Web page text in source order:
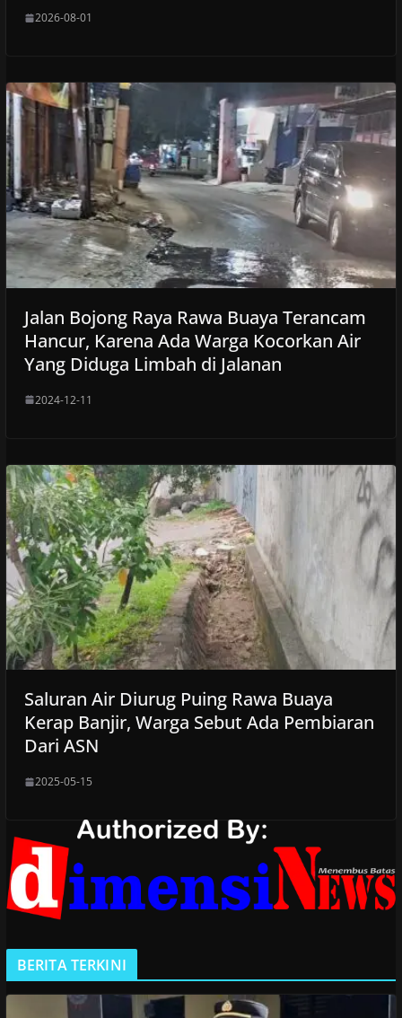
2026-08-01
Jalan Bojong Raya Rawa Buaya Terancam
Hancur, Karena Ada Warga Kocorkan Air
Yang Diduga Limbah di Jalanan
2024-12-11
Saluran Air Diurug Puing Rawa Buaya
Kerap Banjir, Warga Sebut Ada Pembiaran
Dari ASN
2025-05-15
BERITA TERKINI